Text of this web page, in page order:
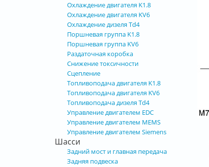
Охлаждение двигателя K1.8
Охлаждение двигателя KV6
Охлаждение дизеля Td4
Поршневая группа K1.8
Поршневая группа KV6
Раздаточная коробка
Снижение токсичности
Сцепление
Топливоподача двигателя K1.8
Топливоподача двигателя KV6
Топливоподача дизеля Td4
Управление двигателем EDC
Управление двигателем MEMS
Управление двигателем Siemens
Шасси
Задний мост и главная передача
Задняя подвеска